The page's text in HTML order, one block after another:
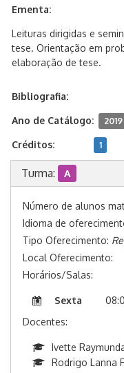
Ementa:
Leituras dirigidas e
tese. Orientação em
elaboração de tese.
Bibliografia:
Ano de Catálogo: 2019
Créditos: 1
Turma: A
Número de alunos
Idioma de
Tipo Oferecimento:
Local Oferecimento:
Horários/Salas:
Sexta
Docentes:
Ivette
Rodrigo Lanna